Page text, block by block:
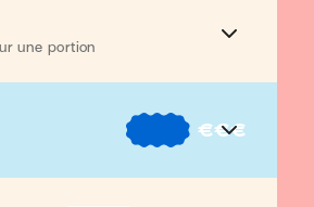
une portion
686 kcal
55 g
€€€
recettes à -2 € par portion